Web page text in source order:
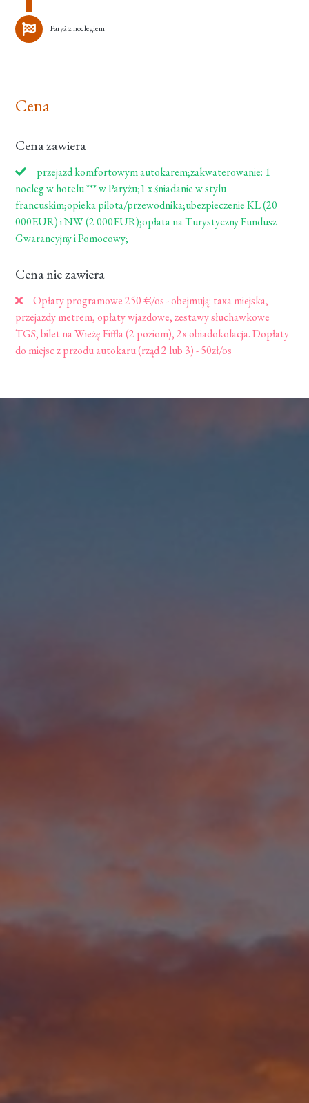
Paryż z noclegiem
Cena
Cena zawiera
przejazd komfortowym autokarem;zakwaterowanie: 1
nocleg w hotelu *** w Paryżu;1 x śniadanie w stylu
francuskim;opieka pilota/przewodnika;ubezpieczenie KL (20
000EUR) i NW (2 000EUR);opłata na Turystyczny Fundusz
Gwarancyjny i Pomocowy;
Cena nie zawiera
Opłaty programowe 250 €/os - obejmują: taxa miejska,
przejazdy metrem, opłaty wjazdowe, zestawy słuchawkowe
TGS, bilet na Wieżę Eiffla (2 poziom), 2x obiadokolacja. Dopłaty
do miejsc z przodu autokaru (rząd 2 lub 3) - 50zł/os